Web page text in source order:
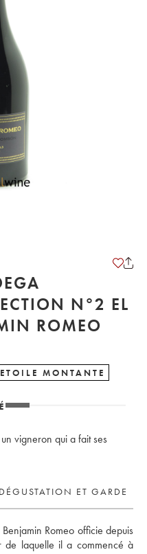
ROMEO
ETOILE MONTANTE
vigneron qui a fait ses
DÉGUSTATION ET GARDE
Romeo officie depuis
de laquelle il a commencé à